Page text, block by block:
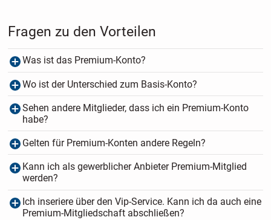
Fragen zu den Vorteilen
Was ist das Premium-Konto?
Wo ist der Unterschied zum Basis-Konto?
Sehen andere Mitglieder, dass ich ein Premium-Konto
habe?
Gelten für Premium-Konten andere Regeln?
Kann ich als gewerblicher Anbieter Premium-Mitglied
werden?
Ich inseriere über den Vip-Service. Kann ich da auch eine
Premium-Mitgliedschaft abschließen?